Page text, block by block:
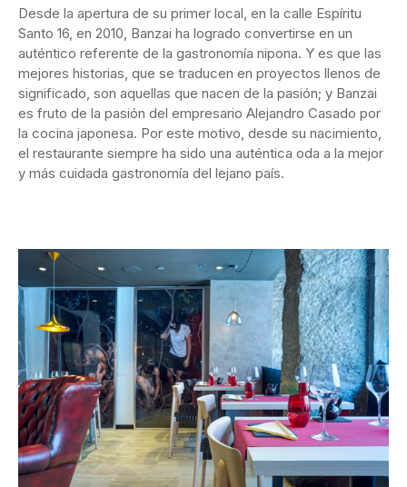
Desde la apertura de su primer local, en la calle Espíritu
Santo 16, en 2010, Banzai ha logrado convertirse en un
auténtico referente de la gastronomía nipona. Y es que las
mejores historias, que se traducen en proyectos llenos de
significado, son aquellas que nacen de la pasión; y Banzai
es fruto de la pasión del empresario Alejandro Casado por
la cocina japonesa. Por este motivo, desde su nacimiento,
el restaurante siempre ha sido una auténtica oda a la mejor
y más cuidada gastronomía del lejano país.